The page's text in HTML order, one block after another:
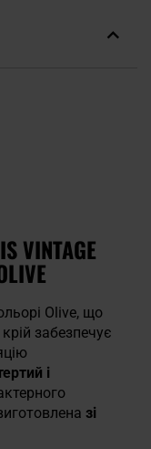
VINTAGE
Olive, що
забезпечує
і
зі